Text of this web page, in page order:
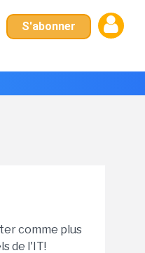
S'abonner
comme plus
de l'IT!